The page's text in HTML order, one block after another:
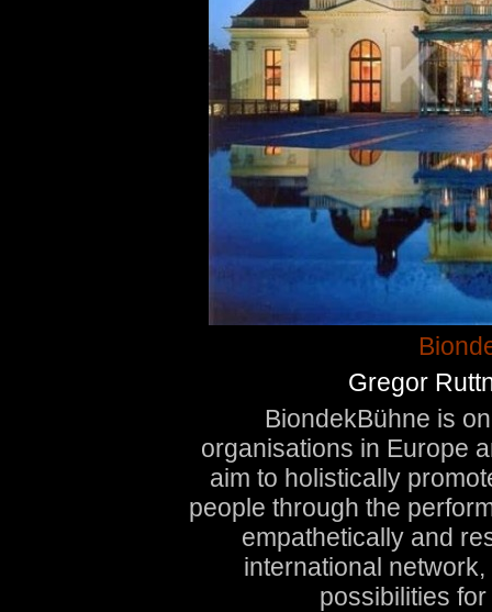
Gregor
BiondekBühne is
organisations in Europe
aim to holistically
people through the
empathetically and
international
possibilities